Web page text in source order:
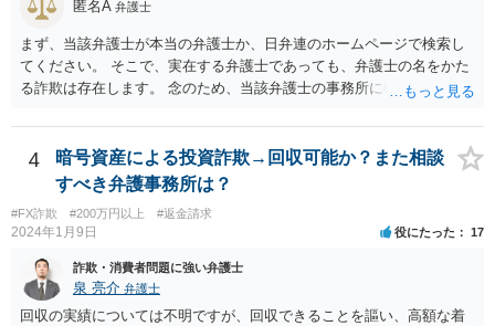
匿名A 弁護士
まず、当該弁護士が本当の弁護士か、日弁連のホームページで検索し
てください。 そこで、実在する弁護士であっても、弁護士の名をかた
る詐欺は存在します。 念のため、当該弁護士の事務所に確認をとれば
4
暗号資産による投資詐欺→回収可能か？また相談
すべき弁護事務所は？
#FX詐欺 #200万円以上 #返金請求
2024年1月9日 役にたった 17
詐欺・消費者問題に強い弁護士
泉 亮介 弁護士
回収の実績については不明ですが、回収できることを謳い、高額な着